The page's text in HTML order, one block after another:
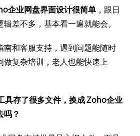
企业网盘界面设计很简单 ，跟日
差不多，基本看一遍就能会。
南和客服支持，遇到问题能随时
做复杂培训，老人也能快速上
具存了很多文件，换成 Zoho企业
吗？